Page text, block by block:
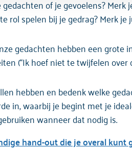
of je gevoelens?
rol spelen bij je gedrag? Merk
gedachten hebben een
(“Ik hoef niet te twijfelen over
hebben en bedenk welke
in, waarbij je begint met je
wanneer dat nodig is.
hand-out die je overal kunt